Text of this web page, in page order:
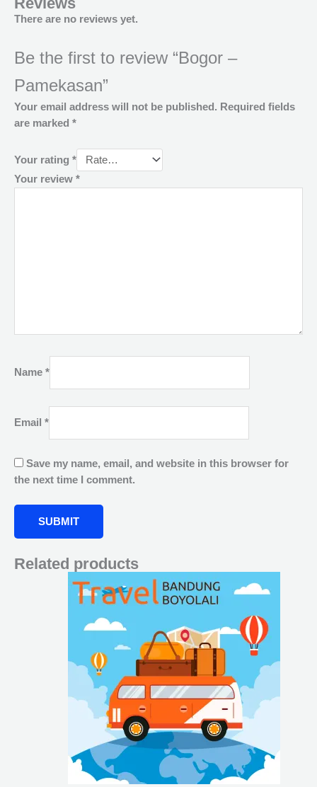
There are no reviews yet.
Be the first to review “Bogor –
Pamekasan”
Your email address will not be published. Required fields
are marked *
Your rating *
Your review *
Name *
Email *
Save my name, email, and website in this browser for
the next time I comment.
Related products